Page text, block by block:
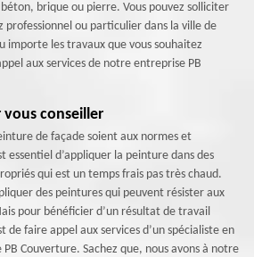
brique ou pierre. Vous pouvez solliciter
professionnel ou particulier dans la ville de
importe les travaux que vous souhaitez
aux services de notre entreprise PB
conseiller
de façade soient aux normes et
d’appliquer la peinture dans des
qui est un temps frais pas très chaud.
des peintures qui peuvent résister aux
pour bénéficier d’un résultat de travail
de faire appel aux services d’un spécialiste en
Couverture. Sachez que, nous avons à notre